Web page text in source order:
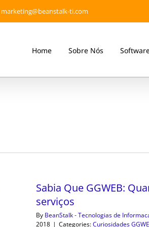
marketing@beanstalk-ti.com
Home Sobre Nós
Sabia Que GGWEB:
serviços
By BeanStalk - Tecnologias de
2018 | Categories:Curiosidades